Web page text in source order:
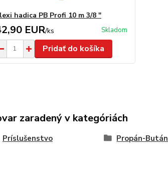
hadica PB Profi 10 m 3/8 "
EUR/ks Skladom
Pridať do košíka
zaradený v kategóriách
Príslušenstvo Propán-Bután